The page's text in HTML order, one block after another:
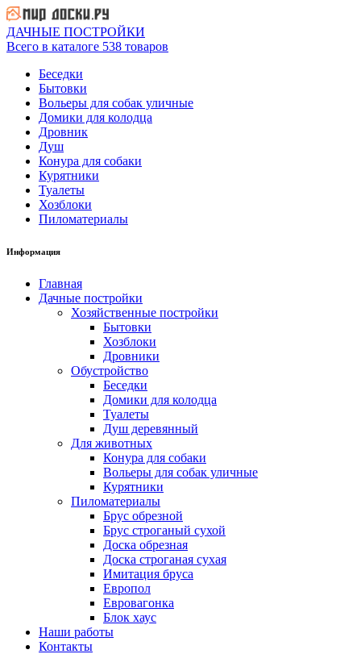
ДАЧНЫЕ ПОСТРОЙКИ
Всего в каталоге 538 товаров
Беседки
Бытовки
Вольеры для собак уличные
Домики для колодца
Дровник
Душ
Конура для собаки
Курятники
Туалеты
Хозблоки
Пиломатериалы
Информация
Главная
Дачные постройки
Хозяйственные постройки
Бытовки
Хозблоки
Дровники
Обустройство
Беседки
Домики для колодца
Туалеты
Душ деревянный
Для животных
Конура для собаки
Вольеры для собак уличные
Курятники
Пиломатериалы
Брус обрезной
Брус строганый сухой
Доска обрезная
Доска строганая сухая
Имитация бруса
Европол
Евровагонка
Блок хаус
Наши работы
Контакты